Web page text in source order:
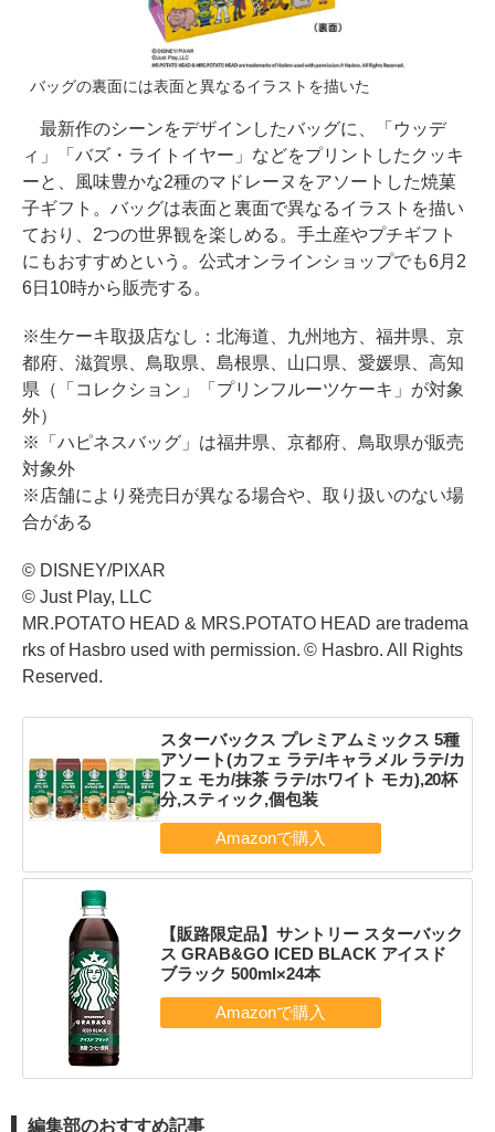
バッグの裏面には表面と異なるイラストを描いた
最新作のシーンをデザインしたバッグに、「ウッデ
ィ」「バズ・ライトイヤー」などをプリントしたクッキ
ーと、風味豊かな2種のマドレーヌをアソートした焼菓
子ギフト。バッグは表面と裏面で異なるイラストを描い
ており、2つの世界観を楽しめる。手土産やプチギフト
にもおすすめという。公式オンラインショップでも6月2
6日10時から販売する。
※生ケーキ取扱店なし：北海道、九州地方、福井県、京
都府、滋賀県、鳥取県、島根県、山口県、愛媛県、高知
県（「コレクション」「プリンフルーツケーキ」が対象
外）
※「ハピネスバッグ」は福井県、京都府、鳥取県が販売
対象外
※店舗により発売日が異なる場合や、取り扱いのない場
合がある
© DISNEY/PIXAR
© Just Play, LLC
MR.POTATO HEAD & MRS.POTATO HEAD are tradema
rks of Hasbro used with permission. © Hasbro. All Rights
Reserved.
スターバックス プレミアムミックス 5種
アソート(カフェ ラテ/キャラメル ラテ/カ
フェ モカ/抹茶 ラテ/ホワイト モカ),20杯
分,スティック,個包装
【販路限定品】サントリー スターバック
ス GRAB&GO ICED BLACK アイスド
ブラック 500ml×24本
編集部のおすすめ記事